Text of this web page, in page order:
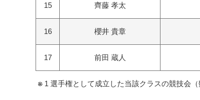
15 齊藤 孝太
16 櫻井 貴章
17 前田 蔵人
1 選手権として成立した当該クラスの競技会